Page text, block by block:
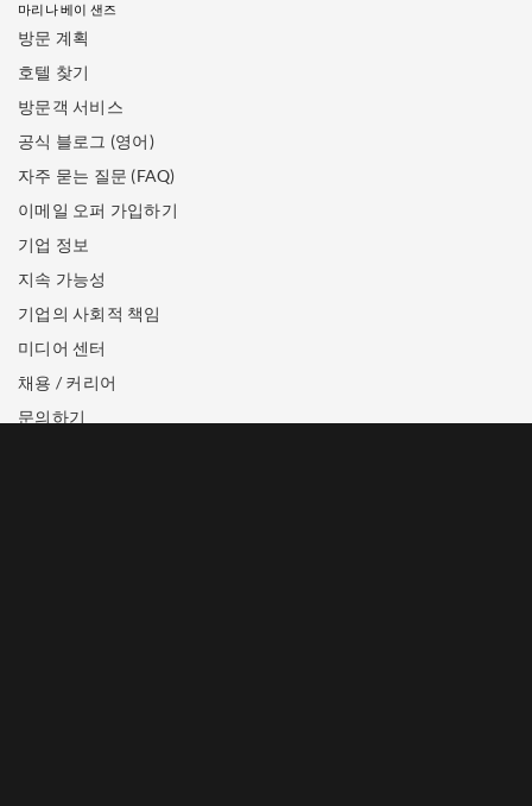
마리나 베이 샌즈
방문 계획
호텔 찾기
방문객 서비스
공식 블로그 (영어)
자주 묻는 질문 (FAQ)
이메일 오퍼 가입하기
기업 정보
지속 가능성
기업의 사회적 책임
미디어 센터
채용 / 커리어
문의하기